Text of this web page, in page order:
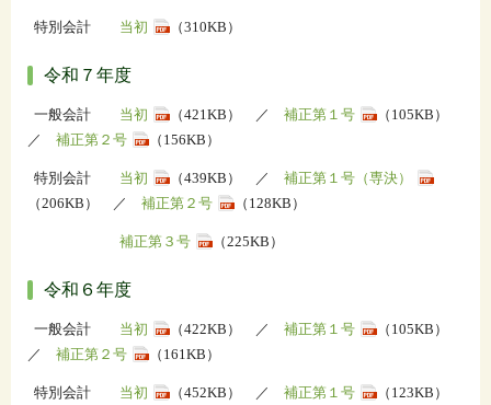
特別会計 当初 （310KB）
令和７年度
一般会計 当初 （421KB） ／ 補正第１号
（105KB）
／ 補正第２号 （156KB）
特別会計 当初 （439KB） ／ 補正第１号（専決）
（206KB） ／ 補正第２号 （128KB）
補正第３号 （225KB）
令和６年度
一般会計 当初 （422KB） ／ 補正第１号
（105KB）
／ 補正第２号 （161KB）
特別会計 当初 （452KB） ／ 補正第１号
（123KB）